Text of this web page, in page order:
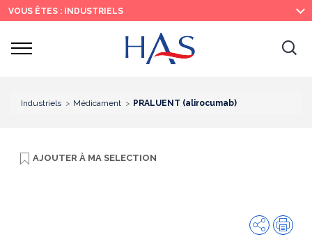
Recherche
Menu
principal
Contenu
principal
VOUS ÊTES : INDUSTRIELS
Ouvrir
Industriels Médicament PRALUENT (alirocumab)
AJOUTER À MA SELECTION
Partager